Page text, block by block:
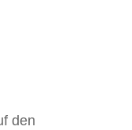
den